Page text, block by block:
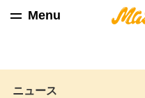
Menu
ニュース